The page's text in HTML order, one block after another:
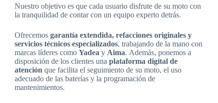
Nuestro objetivo es que cada usuario disfrute de su moto con
la tranquilidad de contar con un equipo experto detrás.
Ofrecemos garantía extendida, refacciones originales y
servicios técnicos especializados, trabajando de la mano con
marcas líderes como Yadea y Aima. Además, ponemos a
disposición de los clientes una plataforma digital de
atención que facilita el seguimiento de su moto, el uso
adecuado de las baterías y la programación de
mantenimientos.